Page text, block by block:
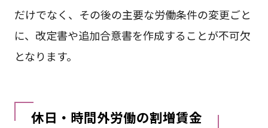
だけでなく、その後の主要な労働条件の変更ごと
に、改定書や追加合意書を作成することが不可欠
となります。
休日・時間外労働の割増賃金